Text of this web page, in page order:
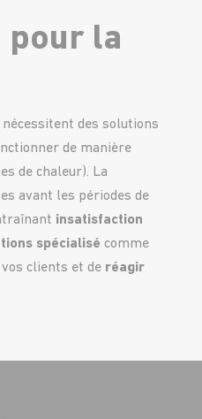
pour la
nécessitent des solutions
de manière
de chaleur). La
avant les périodes de
insatisfaction
spécialisé comme
clients et de réagir